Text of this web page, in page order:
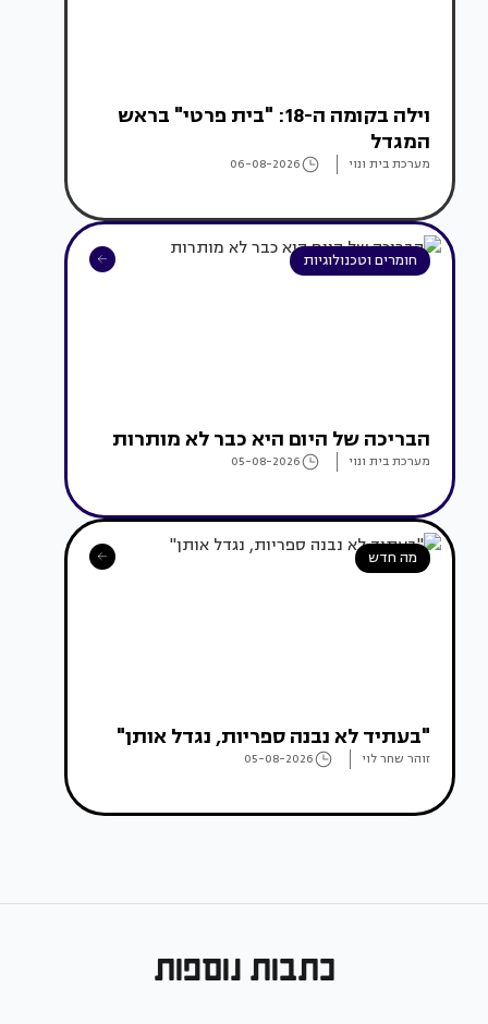
וילה בקומה ה-18: "בית פרטי" בראש
המגדל
מערכת בית ונוי 06-08-2026
חומרים וטכנולוגיות
הבריכה של היום היא כבר לא מותרות
מערכת בית ונוי 05-08-2026
מה חדש
"בעתיד לא נבנה ספריות, נגדל אותן"
זוהר שחר לוי 05-08-2026
כתבות נוספות